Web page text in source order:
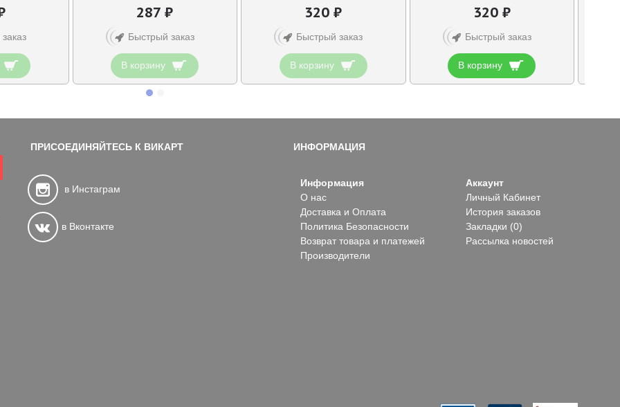
287 ₽
Быстрый заказ
В корзину
320 ₽
Быстрый заказ
В корзину
320 ₽
Быстрый заказ
В корзину
ПРИСОЕДИНЯЙТЕСЬ К ВИКАРТ
в Инстаграм
в Вконтакте
ИНФОРМАЦИЯ
Информация
О нас
Доставка и Оплата
Политика Безопасности
Возврат товара и платежей
Производители
Аккаунт
Личный Кабинет
История заказов
Закладки (0)
Рассылка новостей